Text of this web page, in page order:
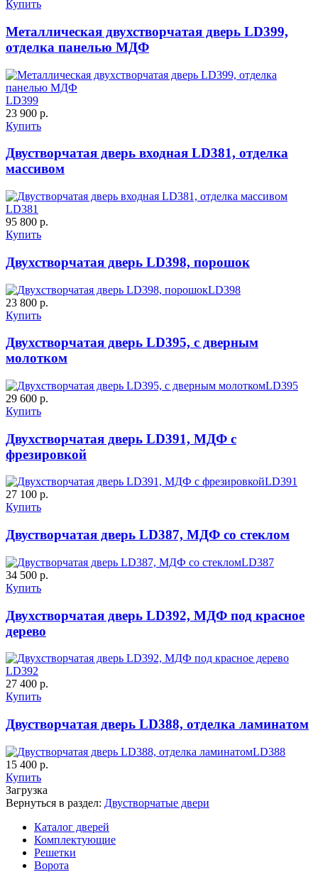
ДНТ ДС
ДУБ БЕЛЁНЫЙ ДЗП
К-10 60
К-36 46 30
C59 C60
C63
C65 C66
C67 C68
Купить
Металлическая двухстворчатая дверь LD399,
отделка панелью МДФ
LD399
23 900 р.
Купить
Двустворчатая дверь входная LD381, отделка
массивом
LD381
95 800 р.
Купить
Двухстворчатая дверь LD398, порошок
LD398
23 800 р.
Купить
Двухстворчатая дверь LD395, с дверным
молотком
LD395
29 600 р.
Купить
Двухстворчатая дверь LD391, МДФ с
фрезировкой
LD391
27 100 р.
Купить
Двустворчатая дверь LD387, МДФ со стеклом
LD387
34 500 р.
Купить
Двухстворчатая дверь LD392, МДФ под красное
дерево
LD392
27 400 р.
Купить
Двустворчатая дверь LD388, отделка ламинатом
LD388
15 400 р.
Купить
Загрузка
Вернуться в раздел: Двустворчатые двери
Каталог дверей
Комплектующие
Решетки
Ворота